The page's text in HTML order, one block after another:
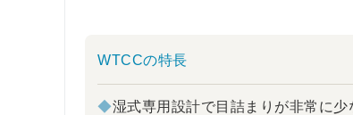
WTCCの特長
◆湿式専用設計で目詰まりが非常に少